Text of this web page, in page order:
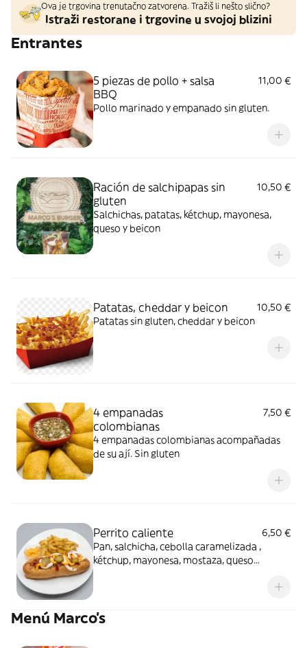
Ova je trgovina trenutačno zatvorena. Tražiš li nešto slično?
Istraži restorane i trgovine u svojoj blizini
Entrantes
5 piezas de pollo + salsa
BBQ
11,00 €
Pollo marinado y empanado sin gluten.
Ración de salchipapas sin
gluten
10,50 €
Salchichas, patatas, kétchup, mayonesa,
queso y beicon
Patatas, cheddar y beicon
10,50 €
Patatas sin gluten, cheddar y beicon
4 empanadas
colombianas
7,50 €
4 empanadas colombianas acompañadas
de su ají. Sin gluten
Perrito caliente
6,50 €
Pan, salchicha, cebolla caramelizada ,
kétchup, mayonesa, mostaza, queso
Menú Marco’s